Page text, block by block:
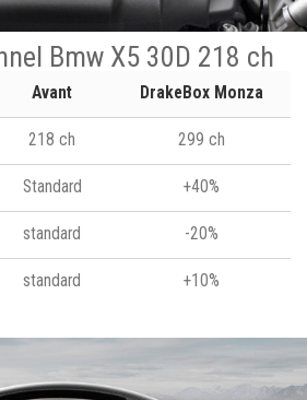
Bmw X5 30D 218 ch
Avant DrakeBox Monza
218 ch 299 ch
Standard +40%
standard -20%
standard +10%